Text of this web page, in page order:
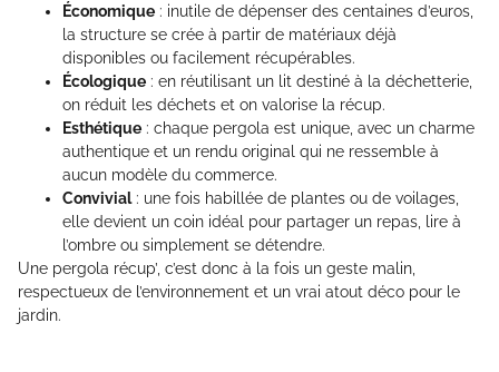
Économique : inutile de dépenser des centaines d’euros,
la structure se crée à partir de matériaux déjà
disponibles ou facilement récupérables.
Écologique : en réutilisant un lit destiné à la déchetterie,
on réduit les déchets et on valorise la récup.
Esthétique : chaque pergola est unique, avec un charme
authentique et un rendu original qui ne ressemble à
aucun modèle du commerce.
Convivial: une fois habillée de plantes ou de voilages,
elle devient un coin idéal pour partager un repas, lire à
l’ombre ou simplement se détendre.
Une pergola récup’, c’est donc à la fois un geste malin,
respectueux de l’environnement et un vrai atout déco pour le
jardin.